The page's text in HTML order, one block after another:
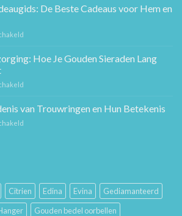
Gouden
Sierkunst
De Beste Cadeaus voor Hem en
Cadeaugids:
De
Hem
Hoe Je Gouden Sieraden Lang
Verzorging:
van Trouwringen en Hun Betekenis
Hun
Betekenis
Citrien Edina Evina
Gediamanteerd
Gouden bedel oorbellen